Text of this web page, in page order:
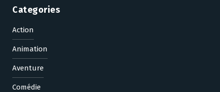
Categories
Action
Animation
Aventure
Comédie